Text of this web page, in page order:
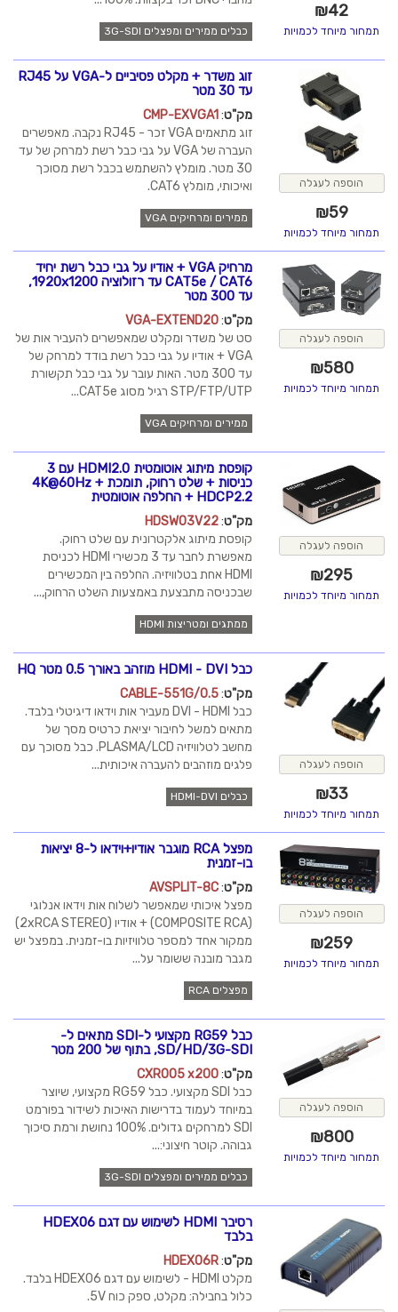
₪42
תמחור מיוחד לכמויות כבלים ממירים ומפצלים 3G-SDI
הוספה לעגלה
₪59
תמחור מיוחד לכמויות
זוג משדר + מקלט פסיביים ל-VGA על RJ45
עד 30 מטר
מק"ט:
CMP-EXVGA1
זוג מתאמים VGA זכר - RJ45 נקבה. מאפשרים
העברה של VGA על גבי כבל רשת למרחק של עד
30 מטר. מומלץ להשתמש בכבל רשת מסוכך
ואיכותי, מומלץ CAT6.
ממירים ומרחיקים VGA
הוספה לעגלה
₪580
תמחור מיוחד לכמויות
מרחיק VGA + אודיו על גבי כבל רשת יחיד
CAT5e / CAT6 עד רזולוציה 1920x1200,
עד 300 מטר
מק"ט:
VGA-EXTEND20
סט של משדר ומקלט שמאפשרים להעביר אות של
VGA + אודיו על גבי כבל רשת בודד למרחק של
עד 300 מטר. האות עובר על גבי כבל תקשורת
STP/FTP/UTP רגיל מסוג CAT5e...
ממירים ומרחיקים VGA
הוספה לעגלה
₪295
תמחור מיוחד לכמויות
קופסת מיתוג אוטומטית HDMI2.0 עם 3
כניסות + שלט רחוק, תומכת 4K@60Hz +
HDCP2.2 + החלפה אוטומטית
מק"ט:
HDSW03V22
קופסת מיתוג אלקטרונית עם שלט רחוק.
מאפשרת לחבר עד 3 מכשירי HDMI לכניסת
HDMI אחת בטלוויזיה. החלפה בין המכשירים
שבכניסה מתבצעת באמצעות השלט הרחוק,...
ממתגים ומטריצות HDMI
הוספה לעגלה
₪33
תמחור מיוחד לכמויות
כבל HDMI - DVI מוזהב באורך 0.5 מטר HQ
מק"ט:
CABLE-551G/0.5
כבל DVI - HDMI מעביר אות וידאו דיגיטלי בלבד.
מתאים למשל לחיבור יציאת כרטיס מסך של
מחשב לטלוויזיה PLASMA/LCD. כבל מסוכך עם
פלגים מוזהבים להעברה איכותית...
כבלים HDMI-DVI
הוספה לעגלה
₪259
תמחור מיוחד לכמויות
מפצל RCA מוגבר אודיו+וידאו ל-8 יציאות
בו-זמנית
מק"ט:
AVSPLIT-8C
מפצל איכותי שמאפשר לשלוח אות וידאו אנלוגי
(COMPOSITE RCA) + אודיו (2xRCA STEREO)
ממקור אחד למספר טלוויזיות בו-זמנית. במפצל יש
מגבר מובנה ששומר על...
מפצלים RCA
הוספה לעגלה
₪800
תמחור מיוחד לכמויות
כבל RG59 מקצועי ל-SDI מתאים ל-
SD/HD/3G-SDI, בתוף של 200 מטר
מק"ט:
CXR005 x200
כבל SDI מקצועי. כבל RG59 מקצועי, שיוצר
במיוחד לעמוד בדרישות האיכות לשידור בפורמט
SDI למרחקים גדולים. 100% נחושת ורמת סיכוך
גבוהה. קוטר חיצוני:...
כבלים ממירים ומפצלים 3G-SDI
רסיבר HDMI לשימוש עם דגם HDEX06
בלבד
מק"ט:
HDEX06R
מקלט HDMI - לשימוש עם דגם HDEX06 בלבד.
כלול בחבילה: מקלט, ספק כוח 5V.